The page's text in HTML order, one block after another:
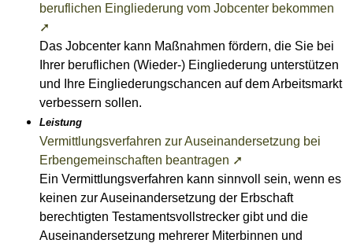
beruflichen Eingliederung vom Jobcenter bekommen
➚
Das Jobcenter kann Maßnahmen fördern, die Sie bei
Ihrer beruflichen (Wieder-) Eingliederung unterstützen
und Ihre Eingliederungschancen auf dem Arbeitsmarkt
verbessern sollen.
Leistung
Vermittlungsverfahren zur Auseinandersetzung bei
Erbengemeinschaften beantragen ➚
Ein Vermittlungsverfahren kann sinnvoll sein, wenn es
keinen zur Auseinandersetzung der Erbschaft
berechtigten Testamentsvollstrecker gibt und die
Auseinandersetzung mehrerer Miterbinnen und